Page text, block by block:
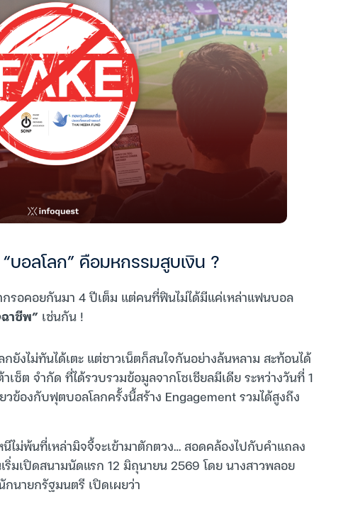
บอลโลก” คือมหกรรมสูบเงิน ?
รอคอยกันมา 4 ปีเต็ม แต่คนที่ฟินไม่ได้มีแค่เหล่าแฟนบอล
าชีพ” เช่นกัน !
งไม่ทันได้เตะ แต่ชาวเน็ตก็สนใจกันอย่างล้นหลาม สะท้อนได้
เซ็ต จำกัด ที่ได้รวบรวมข้อมูลจากโซเชียลมีเดีย ระหว่างวันที่ 1
ข้องกับฟุตบอลโลกครั้งนี้สร้าง Engagement รวมได้สูงถึง
ไม่พ้นที่เหล่ามิจจี้จะเข้ามาตักตวง… สอดคล้องไปกับคำแถลง
ริ่มเปิดสนามนัดแรก 12 มิถุนายน 2569 โดย นางสาวพลอย
นายกรัฐมนตรี เปิดเผยว่า